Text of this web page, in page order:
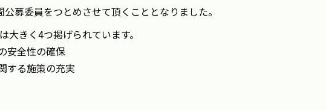
募委員をつとめさせて頂くこととなりました。
きく4つ掲げられています。
安全性の確保
する施策の充実